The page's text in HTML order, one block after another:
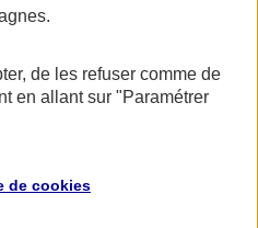
de les refuser comme de
en allant sur "Paramétrer
de cookies